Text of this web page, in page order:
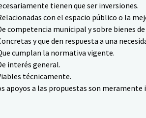
tienen que ser inversiones.
con el espacio público o la
competencia municipal y sobre bienes
y que den respuesta a una
cumplan la normativa vigente.
interés general.
técnicamente.
apoyos a las propuestas son